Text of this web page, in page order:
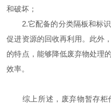
和破坏；
2.它配备的分类隔板和标识
促进资源的回收再利用。此外
的特点，能够降低废弃物处理
效率。
综上所述，废弃物暂存柜